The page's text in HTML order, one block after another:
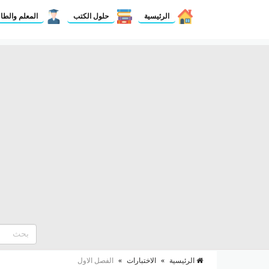
الرئيسية حلول الكتب المعلم
الرئيسية » الاختبارات » الفصل الاول